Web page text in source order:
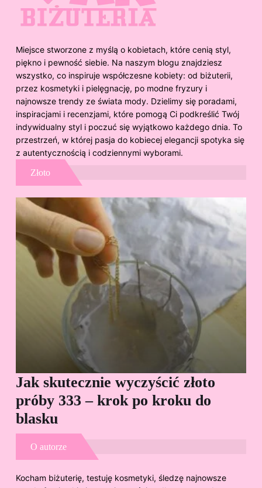
Miejsce stworzone z myślą o kobietach, które cenią styl,
piękno i pewność siebie. Na naszym blogu znajdziesz
wszystko, co inspiruje współczesne kobiety: od biżuterii,
przez kosmetyki i pielęgnację, po modne fryzury i
najnowsze trendy ze świata mody. Dzielimy się poradami,
inspiracjami i recenzjami, które pomogą Ci podkreślić Twój
indywidualny styl i poczuć się wyjątkowo każdego dnia. To
przestrzeń, w której pasja do kobiecej elegancji spotyka się
z autentycznością i codziennymi wyborami.
Złoto
Jak skutecznie wyczyścić złoto
próby 333 – krok po kroku do
blasku
O autorze
Kocham biżuterię, testuję kosmetyki, śledzę najnowsze